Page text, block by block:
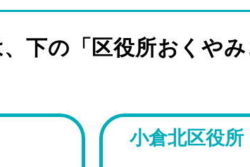
下の「区役所おくや
小倉北区役所